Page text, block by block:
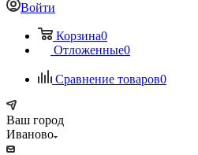
Войти
Корзина0
Отложенные0
Сравнение товаров0
Ваш город
Иваново